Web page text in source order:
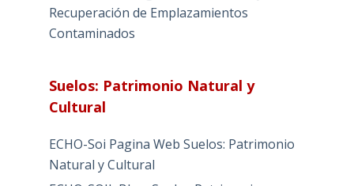
Recuperación de Emplazamientos
Contaminados
Suelos: Patrimonio Natural y
Cultural
ECHO-Soi Pagina Web Suelos: Patrimonio
Natural y Cultural